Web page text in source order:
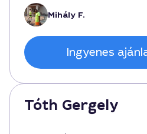
Mihály F.
Ingyenes
Tóth Gergely